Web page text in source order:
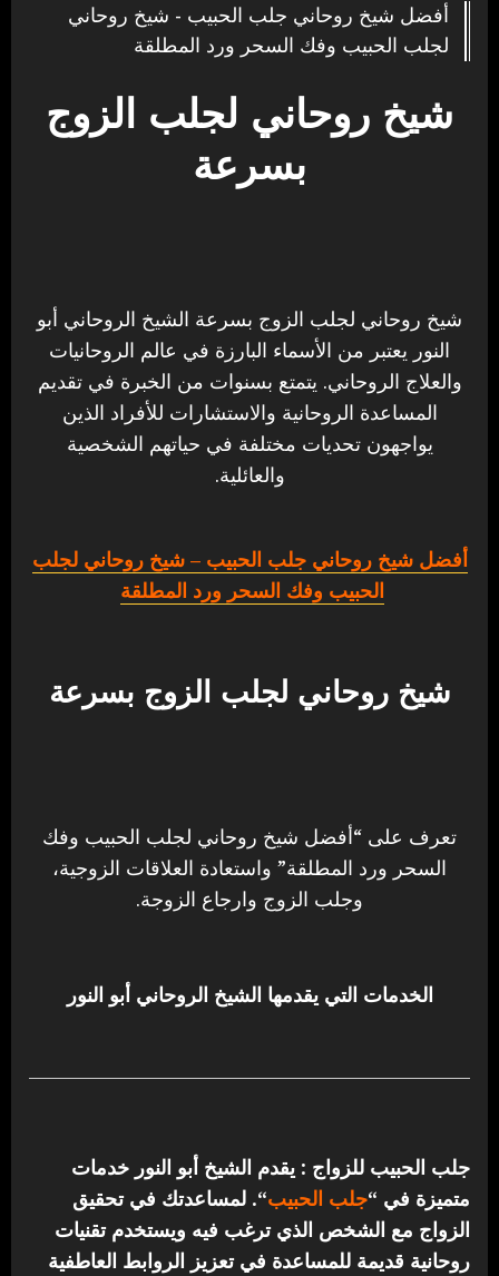
أفضل شيخ روحاني جلب الحبيب - شيخ روحاني
لجلب الحبيب وفك السحر ورد المطلقة
شيخ روحاني لجلب الزوج
بسرعة
شيخ روحاني لجلب الزوج بسرعة الشيخ الروحاني أبو
النور يعتبر من الأسماء البارزة في عالم الروحانيات
والعلاج الروحاني. يتمتع بسنوات من الخبرة في تقديم
المساعدة الروحانية والاستشارات للأفراد الذين
يواجهون تحديات مختلفة في حياتهم الشخصية
والعائلية.
أفضل شيخ روحاني جلب الحبيب – شيخ روحاني لجلب
الحبيب وفك السحر ورد المطلقة
شيخ روحاني لجلب الزوج بسرعة
تعرف على “أفضل شيخ روحاني لجلب الحبيب وفك
السحر ورد المطلقة” واستعادة العلاقات الزوجية،
وجلب الزوج وارجاع الزوجة.
الخدمات التي يقدمها الشيخ الروحاني أبو النور
جلب الحبيب للزواج : يقدم الشيخ أبو النور خدمات
متميزة في “جلب الحبيب“. لمساعدتك في تحقيق
الزواج مع الشخص الذي ترغب فيه ويستخدم تقنيات
روحانية قديمة للمساعدة في تعزيز الروابط العاطفية